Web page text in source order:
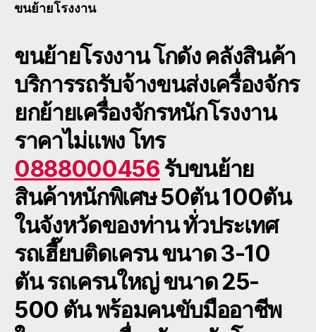
ขนย้ายโรงงาน
ขนย้ายโรงงานโกดัง คลังสินค้า
บริการรถรับจ้างขนส่งเครื่องจักร
ยกย้ายเครื่องจักรหนักโรงงาน
ราคาไม่แพง โทร
0888000456รับขนย้าย
สินค้าหนักพิเศษ 50ตัน 100ตัน
ในจังหวัดของท่าน ทั่วประเทศ
รถเฮี๊ยบติดเครน ขนาด 3-10
ตัน รถเครนใหญ่ ขนาด 25-
500 ตัน พร้อมคนขับมืออาชีพ